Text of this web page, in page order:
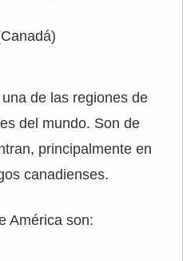
de las regiones de
del mundo. Son de
principalmente en
canadienses.
América son: